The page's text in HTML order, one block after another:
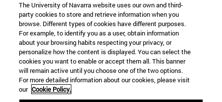
The University of Navarra website uses our own and third-
party cookies to store and retrieve information when you
browse. Different types of cookies have different purposes.
For example, to identify you as a user, obtain information
about your browsing habits respecting your privacy, or
personalize how the content is displayed. You can select the
cookies you want to enable or accept them all. This banner
will remain active until you choose one of the two options.
For more detailed information about our cookies, please visit
our Cookie Policy.